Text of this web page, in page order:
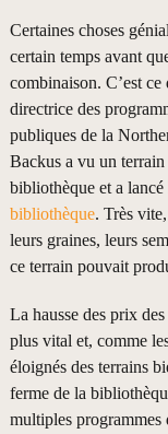
Certaines choses
certain temps avant
combinaison. C’est
directrice des
publiques de la
Backus a vu un terrain
bibliothèque et a lancé
bibliothèque. Très
leurs graines, leurs
ce terrain pouvait
La hausse des prix
plus vital et, comme
éloignés des terrains
ferme de la
multiples programmes